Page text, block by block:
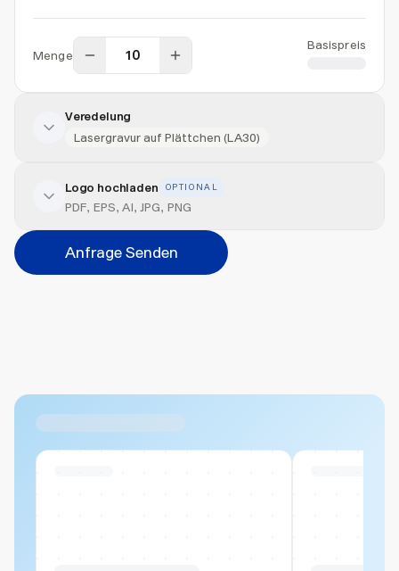
Menge
Basispreis
Veredelung
Lasergravur auf Plättchen (LA30)
Veredelung hinzufügen
Veredelungsart
Logo hochladen OPTIONAL
PDF, EPS, AI, JPG, PNG
Anfrage Senden